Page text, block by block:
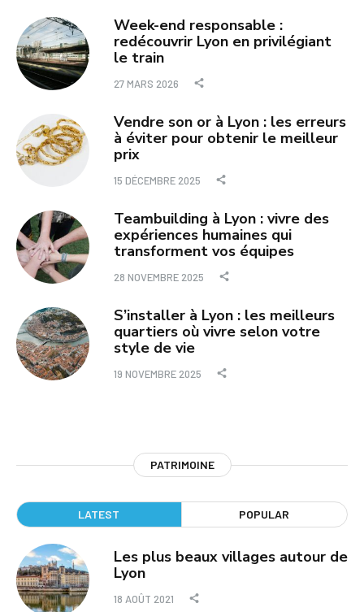
Week-end responsable :
redécouvrir Lyon en privilégiant
le train
27 MARS 2026
Vendre son or à Lyon : les erreurs
à éviter pour obtenir le meilleur
prix
15 DÉCEMBRE 2025
Teambuilding à Lyon : vivre des
expériences humaines qui
transforment vos équipes
28 NOVEMBRE 2025
S’installer à Lyon : les meilleurs
quartiers où vivre selon votre
style de vie
19 NOVEMBRE 2025
PATRIMOINE
LATEST POPULAR
Les plus beaux villages autour de
Lyon
18 AOÛT 2021